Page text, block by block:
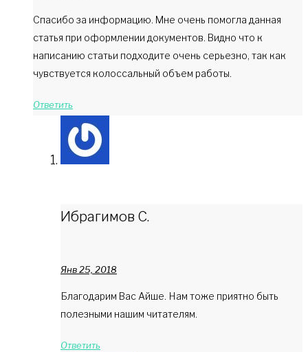
Спасибо за информацию. Мне очень помогла данная
статья при оформлении документов. Видно что к
написанию статьи подходите очень серьезно, так как
чувствуется колоссальный объем работы.
Ответить
Ибрагимов С.
Янв 25, 2018
Благодарим Вас Айше. Нам тоже приятно быть
полезными нашим читателям.
Ответить